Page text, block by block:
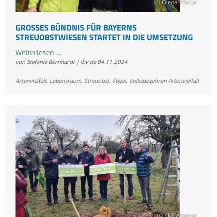
© Olena Pfister
GROSSES BÜNDNIS FÜR BAYERNS S
TREUOBSTWIESEN STARTET IN DIE UMSETZUNG
Weiterlesen …
Bündnis
Bayerns
die
Umsetzung
von Stefanie Bernhardt | lbv.de 04.11.2024
Artenvielfalt, Lebensraum, Streuobst, Vögel, Volksbegehren Artenvielfalt
© Franziska Wenger